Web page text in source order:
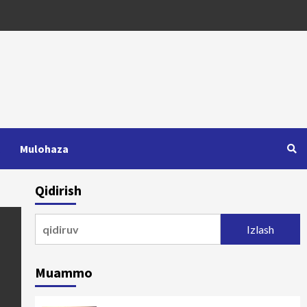
Mulohaza
Qidirish
Muammo